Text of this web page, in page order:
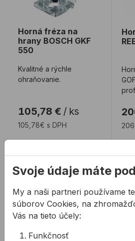
Horná fréza na
hrany BOSCH GKF
550
Kvalitné a rýchle
ohraňovanie.
105,78 € / ks
105,78€ s DPH
Horná fréza BOSCH AKU/
Svoje údaje máte
My a naši partneri používame
súborov Cookies, na
Vás na tieto účely:
Funkčnosť